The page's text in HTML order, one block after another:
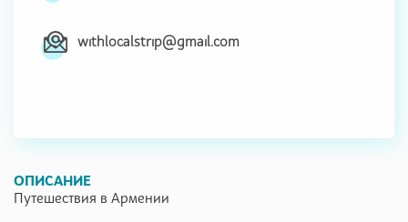
withlocalstrip@gmail.com
ОПИСАНИЕ
Путешествия в Армении